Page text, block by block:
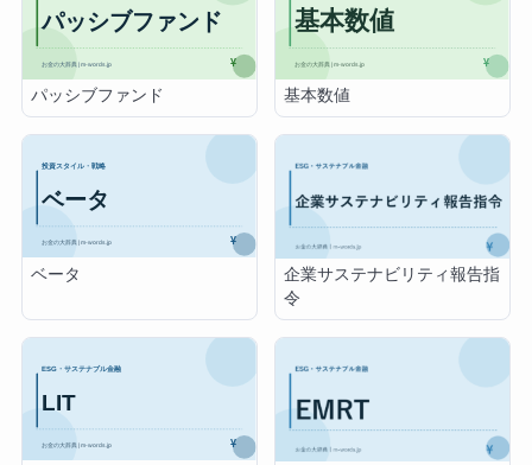
パッシブファンド 基本数値
ベータ
企業サステナビリティ報告指
令